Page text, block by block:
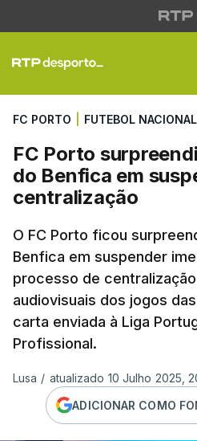
FC Porto
FC PORTO FUTEBOL NACIONAL
FC Porto
do Benfica em
centralização
O FC Porto ficou
Benfica em suspender
processo de
audiovisuais dos jogos
carta enviada à Liga
Profissional.
Lusa / atualizado 10 Julho 2025,
ADICIONAR COMO